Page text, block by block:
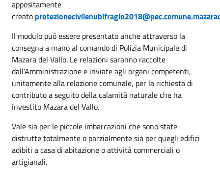
appositamente
creato
Il modulo può essere presentato anche attraverso la
consegna a mano al comando di Polizia Municipale di
Mazara del Vallo. Le relazioni saranno raccolte
dall’Amministrazione e inviate agli organi competenti,
unitamente alla relazione comunale, per la richiesta di
contributo a seguito della calamità naturale che ha
investito Mazara del Vallo.
Vale sia per le piccole imbarcazioni che sono state
distrutte totalmente o parzialmente sia per quegli edifici
adibiti a casa di abitazione o attività commerciali o
artigianali.